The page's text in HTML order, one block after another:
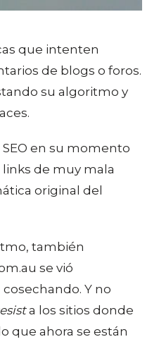
que intenten
de blogs o foros.
su algoritmo y
en su momento
links de muy mala
original del
también
se vió
Y no
a los sitios donde
que ahora se están